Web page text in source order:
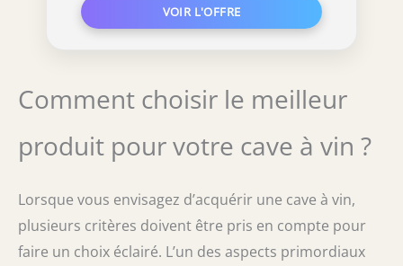
Comment choisir le meilleur
produit pour votre cave à vin ?
Lorsque vous envisagez d’acquérir une cave à vin,
plusieurs critères doivent être pris en compte pour
faire un choix éclairé. L’un des aspects primordiaux